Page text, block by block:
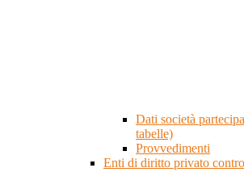
Dati società
tabelle)
Provvedimenti
Enti di diritto privato